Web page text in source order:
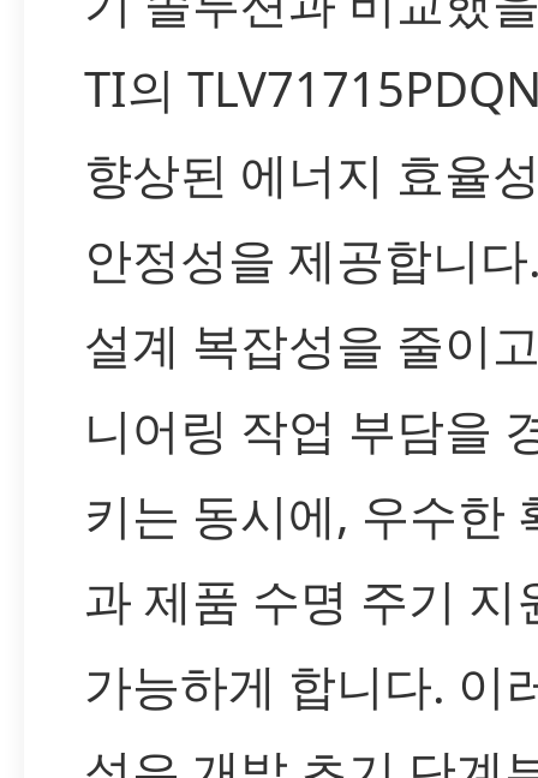
TI의
향상된 에너지 효율
안정성을 제공합니
설계 복잡성을 줄이
니어링 작업 부담을
키는 동시에, 우수한
과 제품 수명 주기 지
가능하게 합니다. 이